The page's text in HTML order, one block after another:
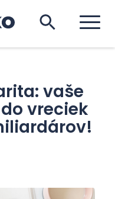
vaše
vreciek